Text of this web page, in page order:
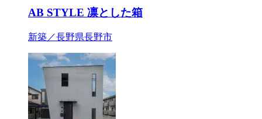
AB STYLE 凛とした箱
新築／長野県長野市